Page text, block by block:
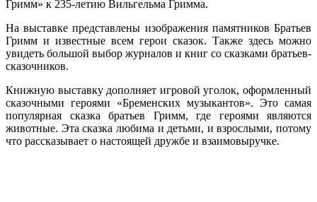
Гримм» к 235-летию Вильгельма Гримма.
На выставке представлены изображения памятников Братьев
Гримм и известные всем герои сказок. Также здесь можно
увидеть большой выбор журналов и книг со сказками братьев-
сказочников.
Книжную выставку дополняет игровой уголок, оформленный
сказочными героями «Бременских музыкантов». Это самая
популярная сказка братьев Гримм, где героями являются
животные. Эта сказка любима и детьми, и взрослыми, потому
что рассказывает о настоящей дружбе и взаимовыручке.